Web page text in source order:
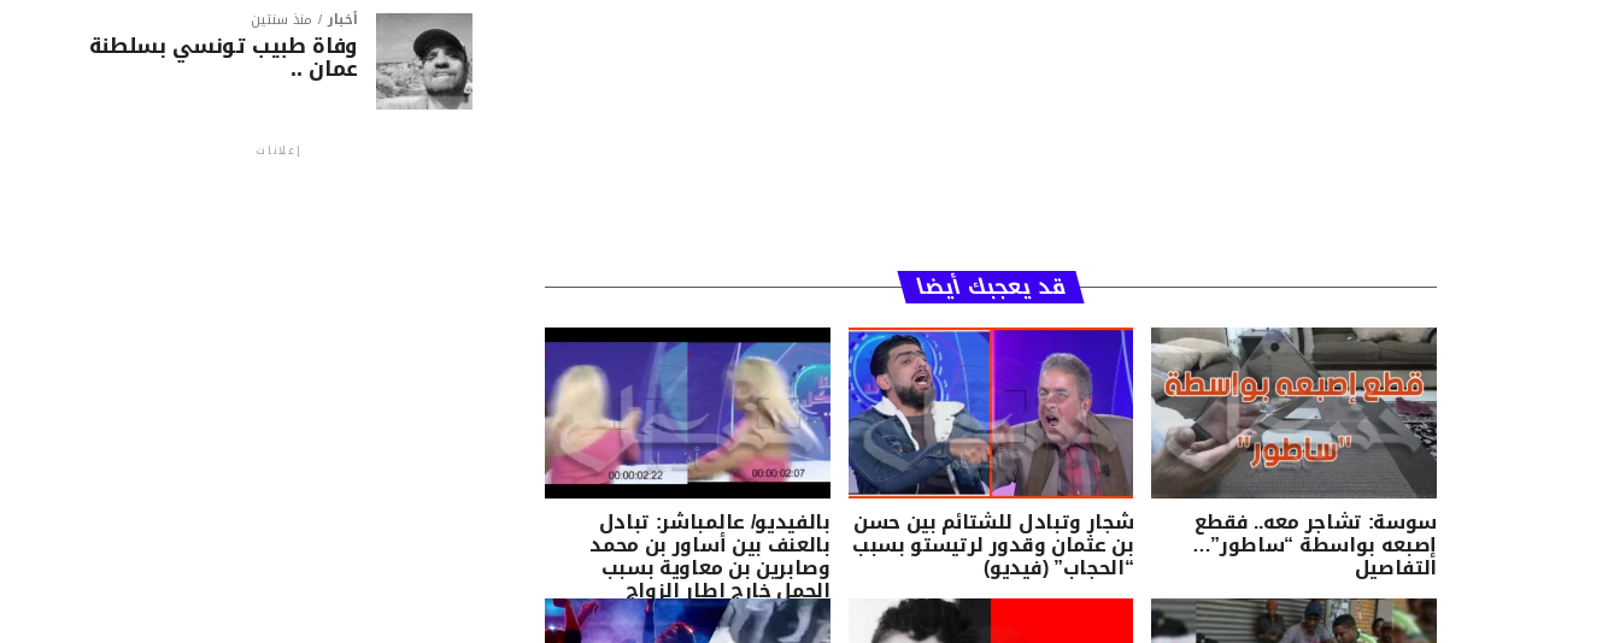
قد يعجبك أيضا
سوسة: تشاجر معه.. فقطع
إصبعه بواسطة “ساطور”…
التفاصيل
شجار وتبادل للشتائم بين حسن
بن عثمان وقدور لرتيستو بسبب
“الحجاب” (فيديو)
بالفيديو/ عالمباشر: تبادل
بالعنف بين أساور بن محمد
وصابرين بن معاوية بسبب
الحمل خارج اطار الزواج
أخبار منذ سنتين
وفاة طبيب تونسي بسلطنة
عمان ..
إعلانات